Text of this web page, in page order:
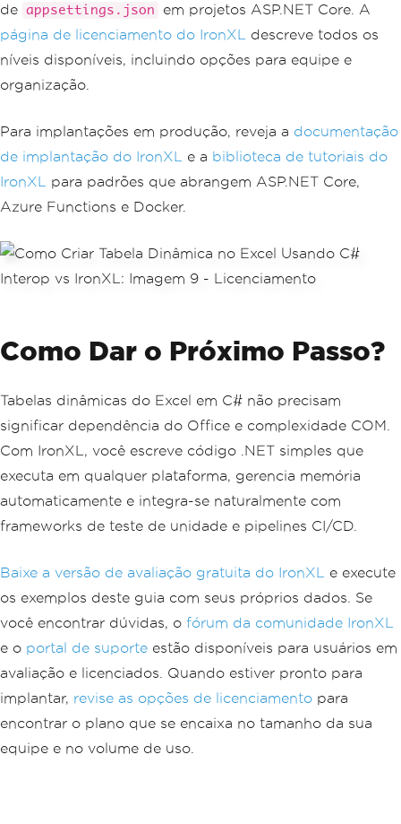
de appsettings.json
em projetos ASP.NET Core. A
página de licenciamento do IronXL
descreve todos os
níveis disponíveis, incluindo opções para equipe e
organização.
Para implantações em produção, reveja a documentação
de implantação do IronXL
e a biblioteca de tutoriais do
IronXL
para padrões que abrangem ASP.NET Core,
Azure Functions e Docker.
Como Dar o Próximo Passo?
Tabelas dinâmicas do Excel em C# não precisam
significar dependência do Office e complexidade COM.
Com IronXL, você escreve código .NET simples que
executa em qualquer plataforma, gerencia memória
automaticamente e integra-se naturalmente com
frameworks de teste de unidade e pipelines CI/CD.
Baixe a versão de avaliação gratuita do IronXL
e execute
os exemplos deste guia com seus próprios dados. Se
você encontrar dúvidas, o fórum da comunidade IronXL
e o portal de suporte estão disponíveis para usuários em
avaliação e licenciados. Quando estiver pronto para
implantar, revise as opções de licenciamento para
encontrar o plano que se encaixa no tamanho da sua
equipe e no volume de uso.